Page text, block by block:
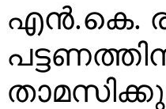
എൻ.കെ.